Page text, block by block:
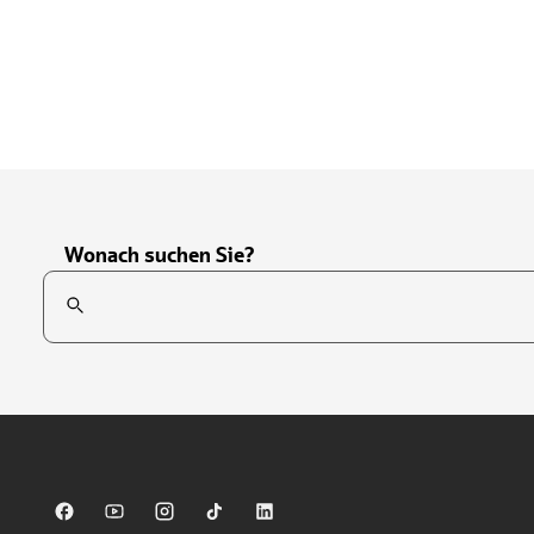
Wonach suchen Sie?
Suchfeld
Sparkasse auf Facebook
Sparkasse auf Youtube
Sparkasse auf Instagram
Sparkasse auf TikTok
Sparkasse auf LinkedIn